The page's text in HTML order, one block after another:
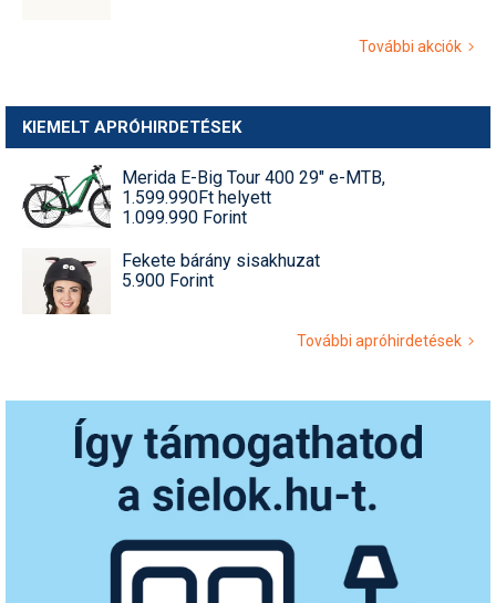
További akciók
KIEMELT APRÓHIRDETÉSEK
Merida E-Big Tour 400 29" e-MTB,
1.599.990Ft helyett
1.099.990 Forint
Fekete bárány sisakhuzat
5.900 Forint
További apróhirdetések